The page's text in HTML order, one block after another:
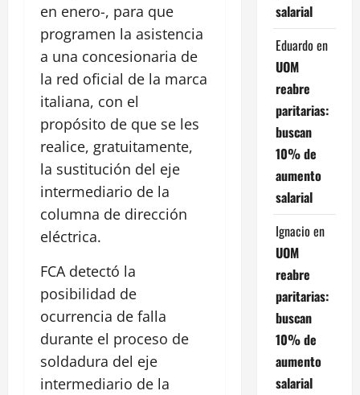
en enero-, para que
programen la asistencia
a una concesionaria de
la red oficial de la marca
italiana, con el
propósito de que se les
realice, gratuitamente,
la sustitución del eje
intermediario de la
columna de dirección
eléctrica.
FCA detectó la
posibilidad de
ocurrencia de falla
durante el proceso de
soldadura del eje
intermediario de la
salarial
Eduardo en
UOM
reabre
paritarias:
buscan
10% de
aumento
salarial
Ignacio en
UOM
reabre
paritarias:
buscan
10% de
aumento
salarial